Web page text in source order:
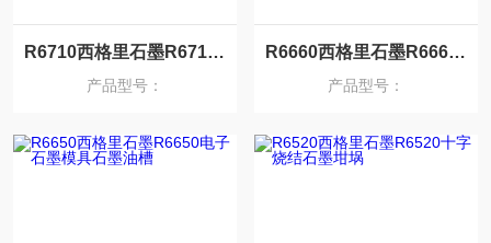
R6710西格里石墨R6710回转窑石墨块石墨热场
产品型号：
R6660西格里石墨R6660石墨螺母石墨感应炉
产品型号：